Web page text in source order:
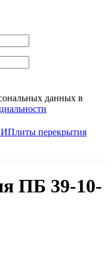
данных в
Плиты перекрытия
ПБ 39-10-